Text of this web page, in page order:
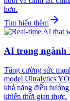
hơn.
Tìm hiểu thêm
AI trong ngành
Tăng cường sức
model Ultralytics
khả năng điều
khiển thời gian thực.